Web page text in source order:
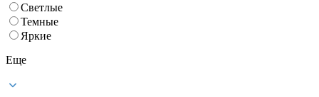
Светлые
Темные
Яркие
Еще